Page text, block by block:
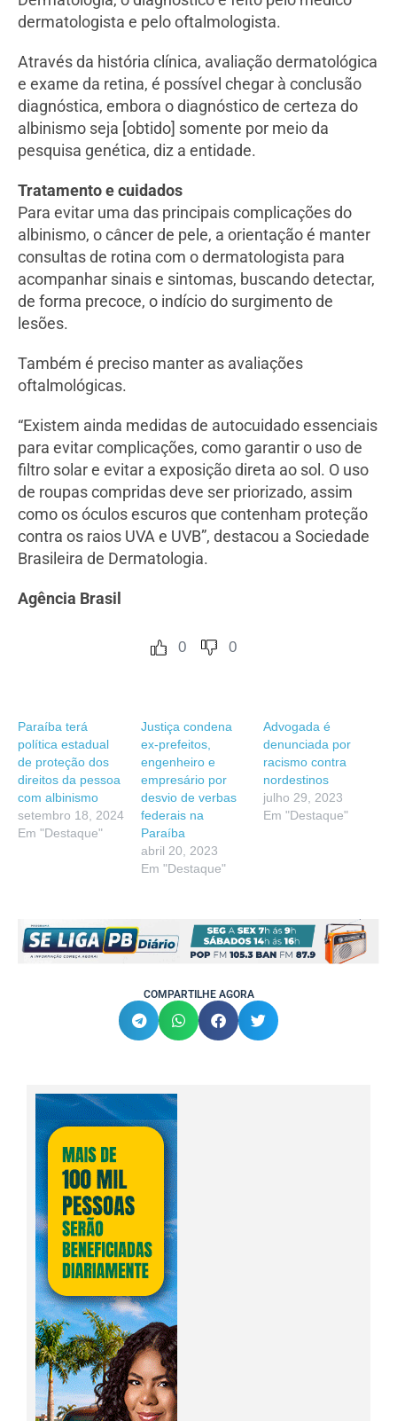
dermatologista e pelo oftalmologista.
Através da história clínica, avaliação dermatológica
e exame da retina, é possível chegar à conclusão
diagnóstica, embora o diagnóstico de certeza do
albinismo seja [obtido] somente por meio da
pesquisa genética, diz a entidade.
Tratamento e cuidados
Para evitar uma das principais complicações do
albinismo, o câncer de pele, a orientação é manter
consultas de rotina com o dermatologista para
acompanhar sinais e sintomas, buscando detectar,
de forma precoce, o indício do surgimento de
lesões.
Também é preciso manter as avaliações
oftalmológicas.
“Existem ainda medidas de autocuidado essenciais
para evitar complicações, como garantir o uso de
filtro solar e evitar a exposição direta ao sol. O uso
de roupas compridas deve ser priorizado, assim
como os óculos escuros que contenham proteção
contra os raios UVA e UVB”, destacou a Sociedade
Brasileira de Dermatologia.
Agência Brasil
0 0
Paraíba terá
política estadual
de proteção dos
direitos da pessoa
com albinismo
setembro 18, 2024
Em "Destaque"
Justiça condena
ex-prefeitos,
engenheiro e
empresário por
desvio de verbas
federais na
Paraíba
abril 20, 2023
Em "Destaque"
Advogada é
denunciada por
racismo contra
nordestinos
julho 29, 2023
Em "Destaque"
COMPARTILHE AGORA